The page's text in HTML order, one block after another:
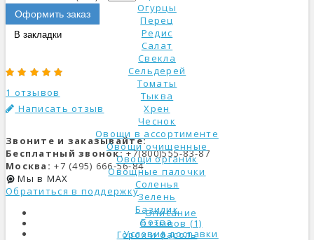
Огурцы
Перец
Редис
Салат
Свекла
Сельдерей
Томаты
Тыква
Хрен
Чеснок
Овощи в ассортименте
Овощи очищенные
Овощи органик
Овощные палочки
Соленья
Зелень
Базилик
Ботва
Горох и фасоль
Оформить заказ
В закладки
1 отзывов
Написать отзыв
Звоните и заказывайте:
Бесплатный звонок:+7(800)555-83-87
Москва: +7 (495) 666-56-84
Мы в MAX
Обратиться в поддержку
Описание
Отзывов (1)
Условия доставки